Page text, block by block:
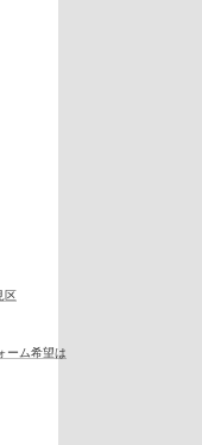
区
ーム希望は